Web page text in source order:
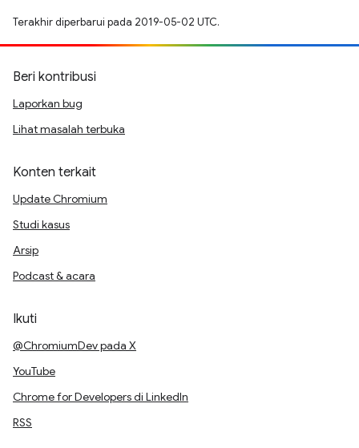
Terakhir diperbarui pada 2019-05-02 UTC.
Beri kontribusi
Laporkan bug
Lihat masalah terbuka
Konten terkait
Update Chromium
Studi kasus
Arsip
Podcast & acara
Ikuti
@ChromiumDev pada X
YouTube
Chrome for Developers di LinkedIn
RSS